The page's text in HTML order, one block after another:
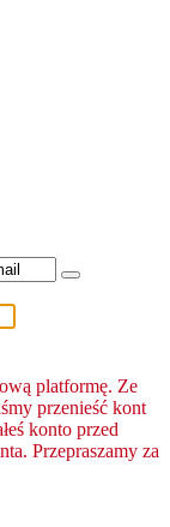
platformę. Ze
przenieść kont
konto przed
Przepraszamy za